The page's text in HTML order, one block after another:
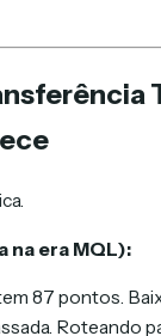
na era MQL):
87 pontos.
Roteando